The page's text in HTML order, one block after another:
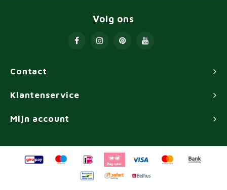
Contact
Volg ons
Klantenservice
Mijn account